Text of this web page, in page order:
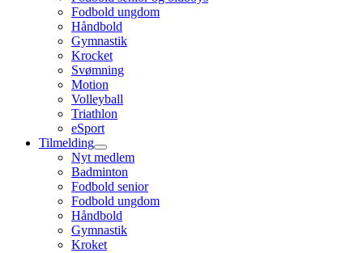
Fodbold ungdom
Håndbold
Gymnastik
Krocket
Svømning
Motion
Volleyball
Triathlon
eSport
Tilmelding
Nyt medlem
Badminton
Fodbold senior
Fodbold ungdom
Håndbold
Gymnastik
Kroket